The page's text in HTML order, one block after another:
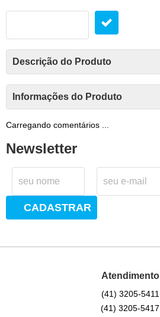
Descrição do Produto
Informações do Produto
Carregando comentários ...
Newsletter
CADASTRAR
Atendimento
(41) 3205-5411
(41) 3205-5417